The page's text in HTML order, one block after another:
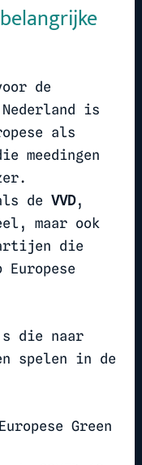
de
is
als
meedingen
deVVD,
maar ook
die
die naar
spelen in de
Green